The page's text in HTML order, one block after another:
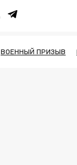
ВОЕННЫЙ ПРИЗЫВ